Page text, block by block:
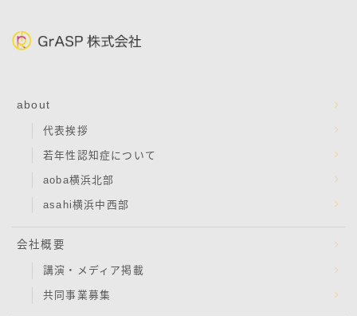
about
代表挨拶
若年性認知症について
aoba横浜北部
asahi横浜中西部
会社概要
講演・メディア掲載
共同事業募集